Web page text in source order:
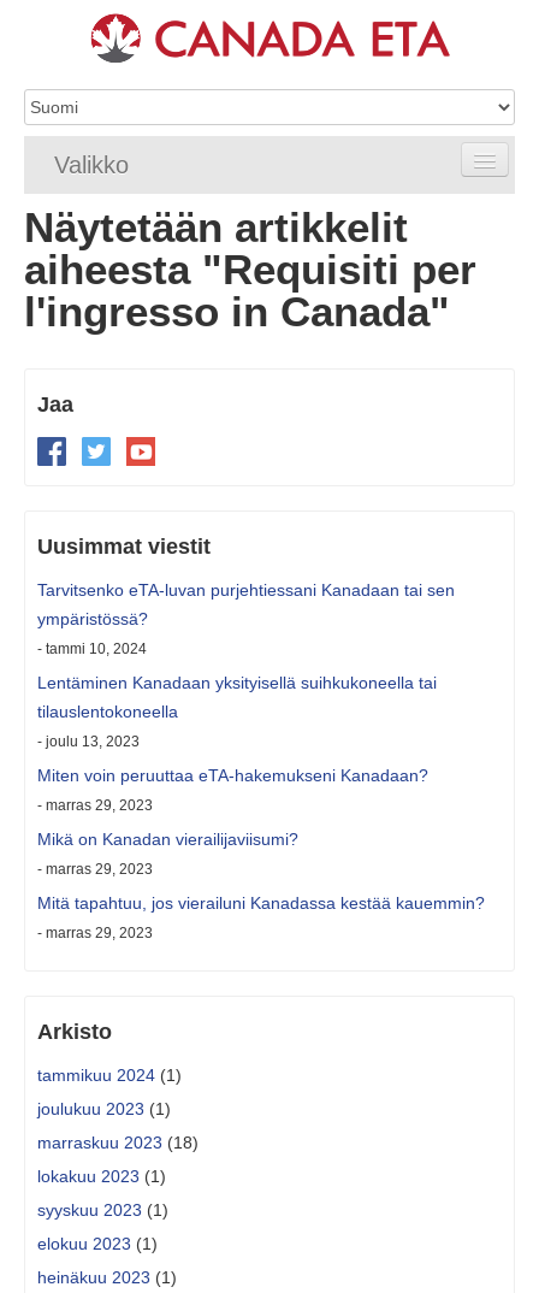
Valikko
Etusivu
eTA-hakemus
eTA-vaatimukset
Näytetään artikkelit
aiheesta "Requisiti per
l'ingresso in Canada"
Jaa
Uusimmat viestit
Tarvitsenko eTA-luvan purjehtiessani Kanadaan tai sen
ympäristössä?
- tammi 10, 2024
Lentäminen Kanadaan yksityisellä suihkukoneella tai
tilauslentokoneella
- joulu 13, 2023
Miten voin peruuttaa eTA-hakemukseni Kanadaan?
- marras 29, 2023
Mikä on Kanadan vierailijaviisumi?
- marras 29, 2023
Mitä tapahtuu, jos vierailuni Kanadassa kestää kauemmin?
- marras 29, 2023
Arkisto
tammikuu 2024 (1)
joulukuu 2023 (1)
marraskuu 2023 (18)
lokakuu 2023 (1)
syyskuu 2023 (1)
elokuu 2023 (1)
heinäkuu 2023 (1)